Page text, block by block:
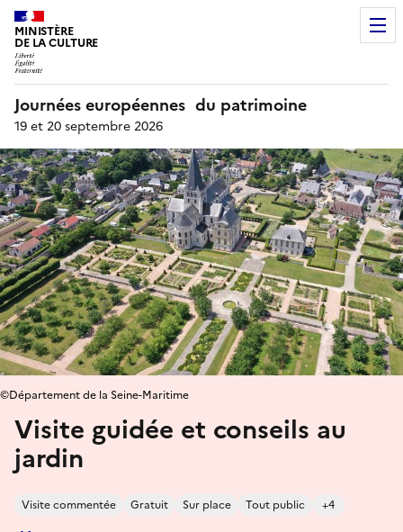
MINISTÈRE
DE LA CULTURE
Journées européennes du patrimoine
19 et 20 septembre 2026
Visite guidée et conseils au
jardin
Visite commentée Gratuit Sur place Tout public +4
©Département de la Seine-Maritime